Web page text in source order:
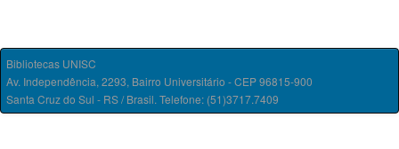
Bibliotecas UNISC
Av. Independência, 2293, Bairro Universitário - CEP 96815-900
Santa Cruz do Sul - RS / Brasil. Telefone: (51)3717.7409